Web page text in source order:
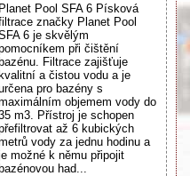
Planet Pool SFA 6 Písková
značky Planet Pool
6 je skvělým
při čištění
Filtrace zajišťuje
a čistou vodu a je
pro bazény s
objemem vody do
m3. Přístroj je schopen
až 6 kubických
vody za jednu hodinu a
možné k němu připojit
had...